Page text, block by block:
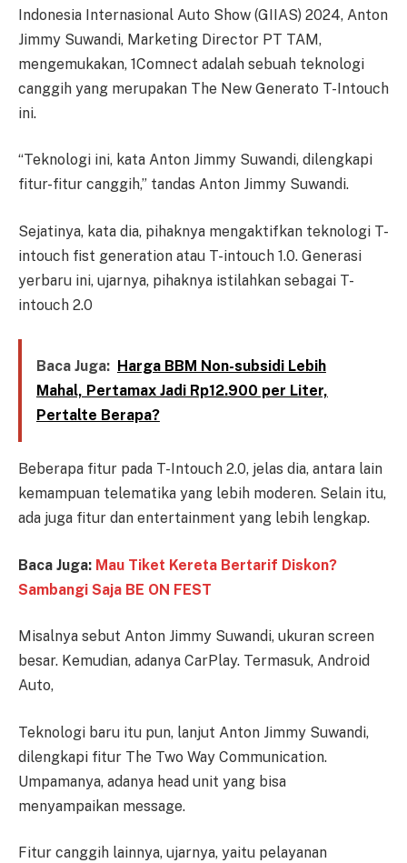
Indonesia Internasional Auto Show (GIIAS) 2024, Anton
Jimmy Suwandi, Marketing Director PT TAM,
mengemukakan, 1Comnect adalah sebuah teknologi
canggih yang merupakan The New Generato T-Intouch
ini.
“Teknologi ini, kata Anton Jimmy Suwandi, dilengkapi
fitur-fitur canggih,” tandas Anton Jimmy Suwandi.
Sejatinya, kata dia, pihaknya mengaktifkan teknologi T-
intouch fist generation atau T-intouch 1.0. Generasi
yerbaru ini, ujarnya, pihaknya istilahkan sebagai T-
intouch 2.0
Baca Juga: Harga BBM Non-subsidi Lebih
Mahal, Pertamax Jadi Rp12.900 per Liter,
Pertalte Berapa?
Beberapa fitur pada T-Intouch 2.0, jelas dia, antara lain
kemampuan telematika yang lebih moderen. Selain itu,
ada juga fitur dan entertainment yang lebih lengkap.
Baca Juga: Mau Tiket Kereta Bertarif Diskon?
Sambangi Saja BE ON FEST
Misalnya sebut Anton Jimmy Suwandi, ukuran screen
besar. Kemudian, adanya CarPlay. Termasuk, Android
Auto,
Teknologi baru itu pun, lanjut Anton Jimmy Suwandi,
dilengkapi fitur The Two Way Communication.
Umpamanya, adanya head unit yang bisa
menyampaikan message.
Fitur canggih lainnya, ujarnya, yaitu pelayanan